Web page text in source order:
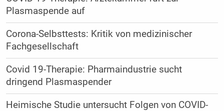
Plasmaspende auf
Corona-Selbsttests: Kritik von medizinischer
Fachgesellschaft
Covid 19-Therapie: Pharmaindustrie sucht
dringend Plasmaspender
Heimische Studie untersucht Folgen von COVID-